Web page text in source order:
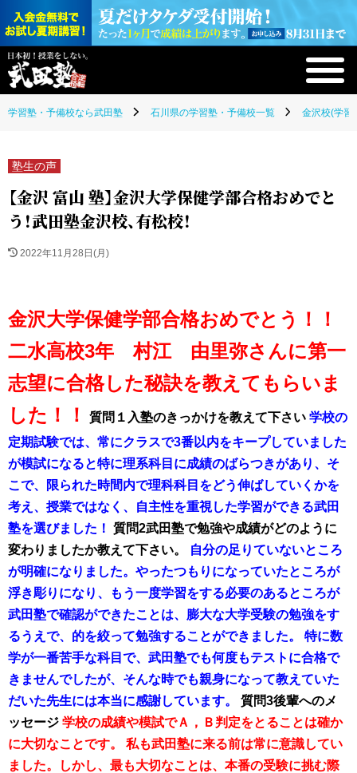
学習塾・予備校なら武田塾 石川県の学習塾・予備校一覧 金沢校(学習
塾生の声
【金沢 富山 塾】金沢大学保健学部合格おめでと
う！武田塾金沢校、有松校！
2022年11月28日(月)
金沢大学保健学部合格おめでとう！！
二水高校3年 村江 由里弥さんに第一
志望に合格した秘訣を教えてもらいま
した！！
質問１入塾のきっかけを教えて下さい 学校の
定期試験では、常にクラスで3番以内をキープしていました
が模試になると特に理系科目に成績のばらつきがあり、そ
こで、限られた時間内で理科科目をどう伸ばしていくかを
考え、授業ではなく、自主性を重視した学習ができる武田
塾を選びました！ 質問2武田塾で勉強や成績がどのように
変わりましたか教えて下さい。
自分の足りていないところ
が明確になりました。やったつもりになっていたところが
浮き彫りになり、もう一度学習をする必要のあるところが
武田塾で確認ができたことは、膨大な大学受験の勉強をす
るうえで、的を絞って勉強することができました。
特に数
学が一番苦手な科目で、武田塾でも何度もテストに合格で
きませんでしたが、そんな時でも親身になって教えていた
だいた先生には本当に感謝しています。
質問3後輩へのメ
ッセージ 学校の成績や模試でＡ，Ｂ判定をとることは確か
に大切なことです。
私も武田塾に来る前は常に意識してい
ました。しかし、最も大切なことは、本番の受験に挑む際